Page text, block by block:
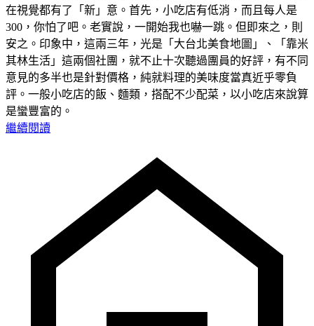
在視覺都有了「新」意。首先，小吃店有低消，而且每人是
300，你怕了吧。老實說，一開始我也嚇一跳。但即來之，則
安之。印象中，這兩三年，光是「大台北美食地圖」、「靠米
其林生活」這兩個社團，就不止十次聽過團員的好評，有不同
意見的多半也是針對價格，純就料理的美味度當真近乎零負
評。一般小吃店的飯、麵類，搭配不少配菜，以小吃店來說算
是蠻豐富的。
繼續閱讀